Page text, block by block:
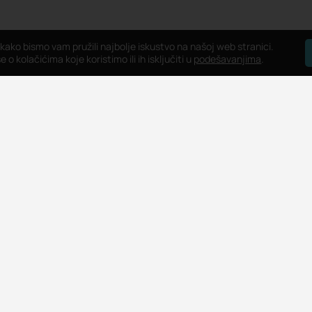
bismo vam pružili najbolje iskustvo na našoj web stranici.
o kolačićima koje koristimo ili ih isključiti u podešavanjima.